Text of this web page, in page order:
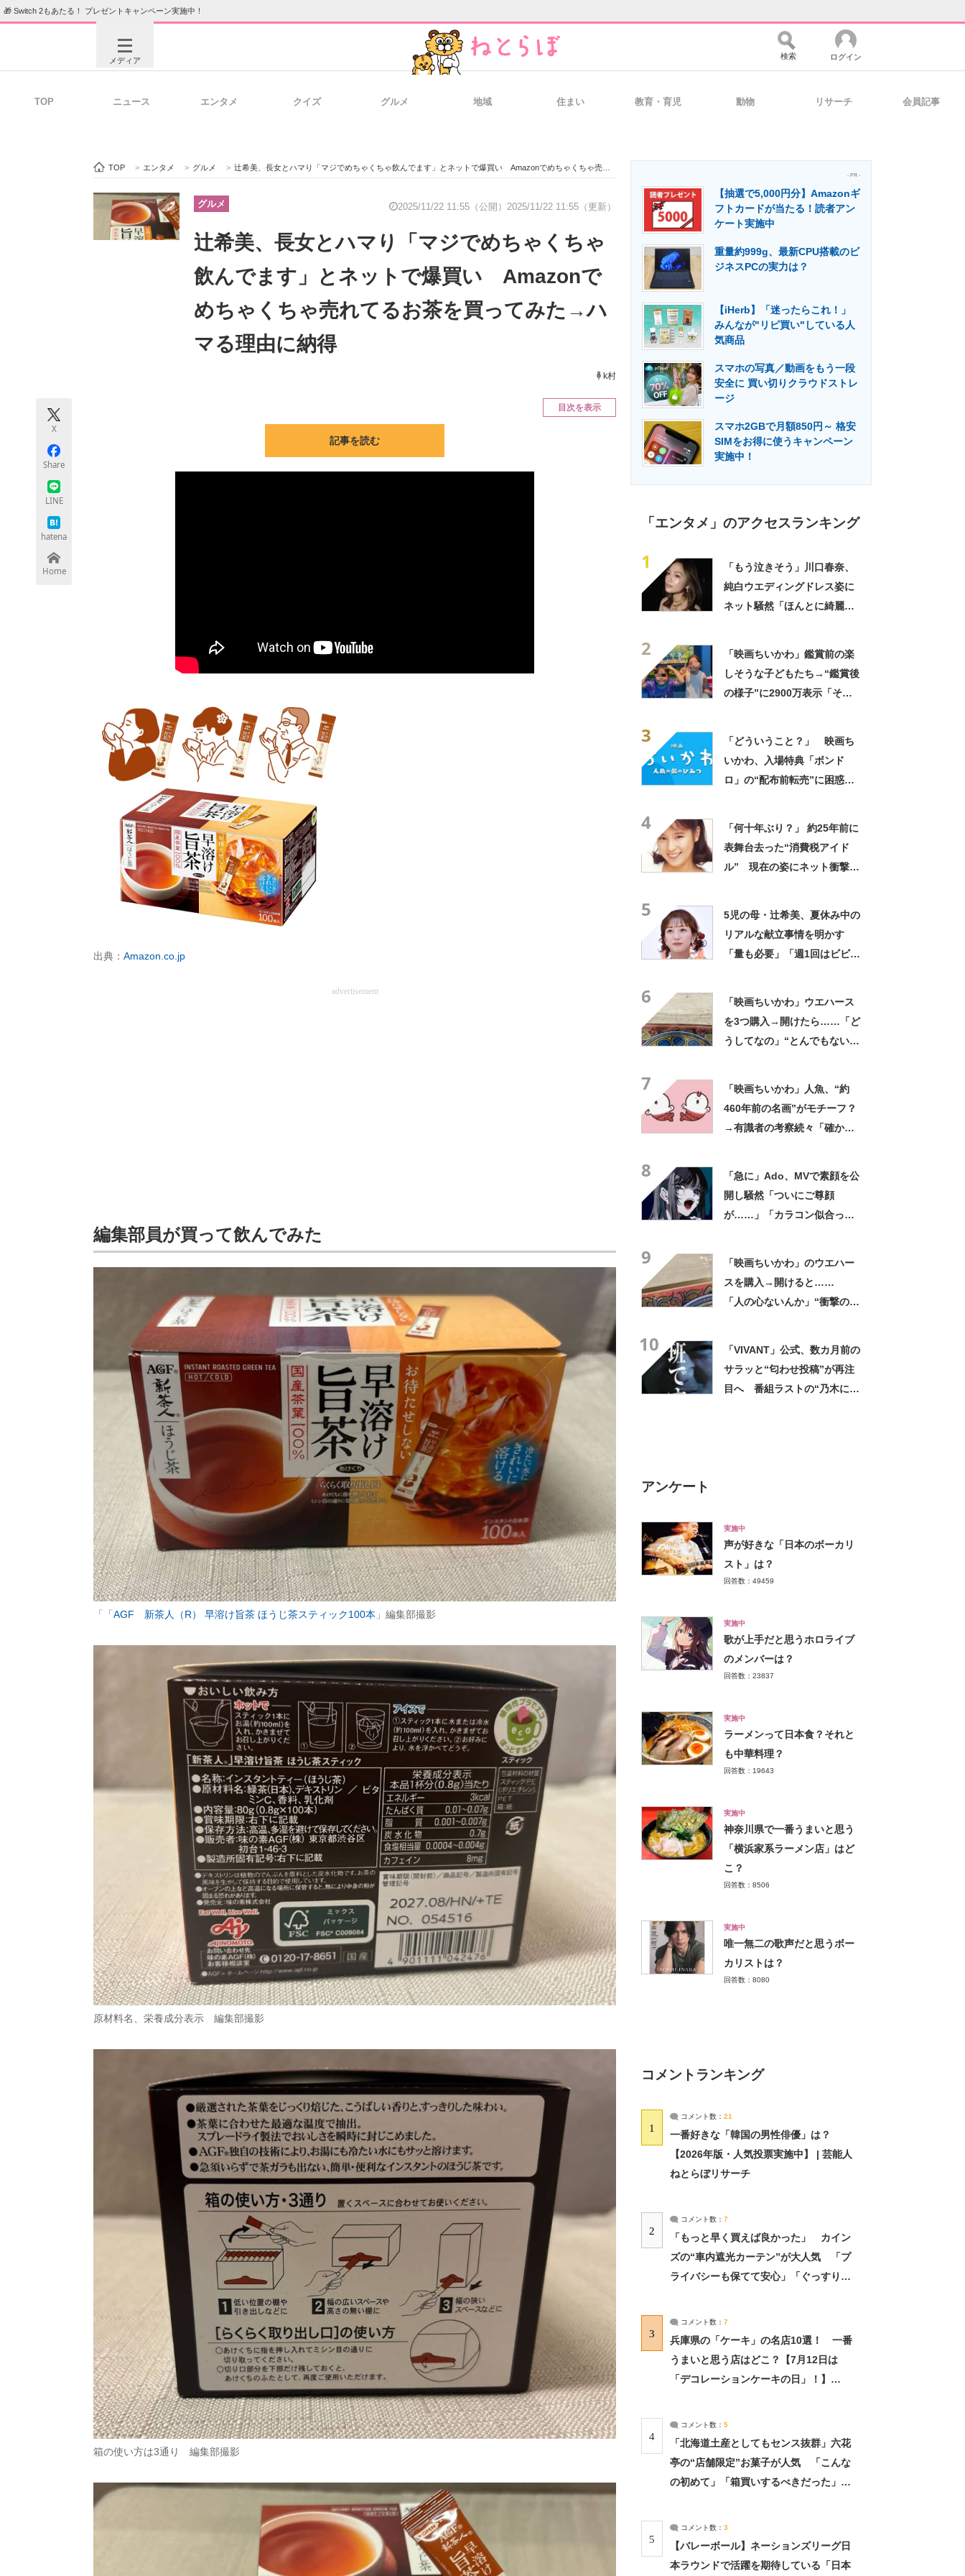
🎁 Switch 2もあたる！ プレゼントキャンペーン実施中！
メディア
ビジネスと働き方のヒント 経営リーダーのコミュニティ マーケ×ITの今がよく分かる
製造業のIT導入・活用を支援
エレクトロニクス専門サイト エネルギーの専門メディア 建設×テクノロジーの最前線
検索 ログイン
TOP ニュース エンタメ クイズ グルメ 地域 住まい 教育・育児 動物 リサーチ 会員記事
TOP > エンタメ > グルメ > 辻希美、長女とハマり「マジでめちゃくちゃ飲んでます」とネットで爆買い Amazonでめちゃくちゃ売れてるお茶を買ってみた→ハマる理由に納得
グルメ 2025/11/22 11:55（公開） 2025/11/22 11:55（更新）
辻希美、長女とハマり「マジでめちゃくちゃ
飲んでます」とネットで爆買い Amazonで
めちゃくちゃ売れてるお茶を買ってみた→ハ
マる理由に納得
k村
X
Share
LINE
hatena
Home
目次を表示
記事を読む
出典： Amazon.co.jp
advertisement
編集部員が買って飲んでみた
「「 AGF 新茶人（R） 早溶け旨茶 ほうじ茶スティック100本 」編集部撮影
原材料名、栄養成分表示 編集部撮影
箱の使い方は3通り 編集部撮影
- PR -
【抽選で5,000円分】Amazonギ
フトカードが当たる！読者アン
ケート実施中
重量約999g、最新CPU搭載のビ
ジネスPCの実力は？
【iHerb】「迷ったらこれ！」
みんなが"リピ買い"している人
気商品
スマホの写真／動画をもう一段
安全に 買い切りクラウドストレ
ージ
スマホ2GBで月額850円～ 格安
SIMをお得に使うキャンペーン
実施中！
「エンタメ」のアクセスランキング
1
「もう泣きそう」川口春奈、
純白ウエディングドレス姿に
ネット騒然「ほんとに綺麗」
2
「映画ちいかわ」鑑賞前の楽
しそうな子どもたち→“鑑賞後
の様子”に2900万表示「そう
3
「どういうこと？」 映画ち
いかわ、入場特典「ボンド
ロ」の“配布前転売”に困惑の
4
「何十年ぶり？」 約25年前に
表舞台去った“消費税アイド
ル” 現在の姿にネット衝撃
5
5児の母・辻希美、夏休み中の
リアルな献立事情を明かす
「量も必要」「週1回はビビン
6
「映画ちいかわ」ウエハース
を3つ購入→開けたら……「ど
うしてなの」“とんでもない中
7
「映画ちいかわ」人魚、“約
460年前の名画”がモチーフ？
→有識者の考察続々「確かに
8
「急に」Ado、MVで素顔を公
開し騒然「ついにご尊顔
が……」「カラコン似合って
9
「映画ちいかわ」のウエハー
スを購入→開けると……
「人の心ないんか」“衝撃の中
10
「VIVANT」公式、数カ月前の
サラッと“匂わせ投稿”が再注
目へ 番組ラストの“乃木にら
アンケート
実施中
声が好きな「日本のボーカリ
スト」は？
回答数：49459
実施中
歌が上手だと思うホロライブ
のメンバーは？
回答数：23837
実施中
ラーメンって日本食？それと
も中華料理？
回答数：19643
実施中
神奈川県で一番うまいと思う
「横浜家系ラーメン店」はど
こ？
回答数：8506
実施中
唯一無二の歌声だと思うボー
カリストは？
回答数：8080
コメントランキング
1
コメント数： 21
一番好きな「韓国の男性俳優」は？
【2026年版・人気投票実施中】 | 芸能人
ねとらぼリサーチ
2
コメント数： 7
「もっと早く買えば良かった」 カイン
ズの“車内遮光カーテン”が大人気 「プ
ライバシーも保てて安心」「ぐっすり眠
3
コメント数： 7
兵庫県の「ケーキ」の名店10選！ 一番
うまいと思う店はどこ？【7月12日は
「デコレーションケーキの日」！】
4
コメント数： 5
「北海道土産としてもセンス抜群」六花
亭の“店舗限定”お菓子が人気 「こんな
の初めて」「箱買いするべきだった」
5
コメント数： 3
【バレーボール】ネーションズリーグ日
本ラウンドで活躍を期待している「日本